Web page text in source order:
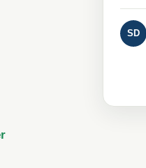
SD